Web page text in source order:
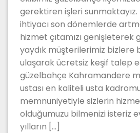
gerektiren işleri
ihtiyacı son dönemlerde
hizmet çıtamızı genişleterek
yaydık müşterilerimiz bizlere
ulaşarak ücretsiz keşif talep
güzelbahçe Kahramandere
ustası en kaliteli usta
memnuniyetiyle sizlerin
olduğumuzu bilmenizi isteriz
yılların […]